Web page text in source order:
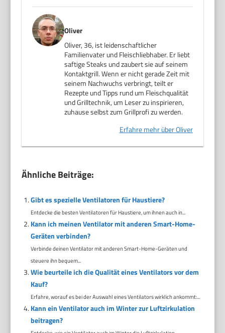
Oliver
Oliver, 36, ist leidenschaftlicher
Familienvater und Fleischliebhaber. Er liebt
saftige Steaks und zaubert sie auf seinem
Kontaktgrill. Wenn er nicht gerade Zeit mit
seinem Nachwuchs verbringt, teilt er
Rezepte und Tipps rund um Fleischqualität
und Grilltechnik, um Leser zu inspirieren,
zuhause selbst zum Grillprofi zu werden.
Erfahre mehr über Oliver
Ähnliche Beiträge:
Gibt es spezielle Ventilatoren für Haustiere?
Entdecke die besten Ventilatoren für Haustiere, um ihnen auch in...
Kann ich meinen Ventilator mit anderen Smart-Home-
Geräten verbinden?
Verbinde deinen Ventilator mit anderen Smart-Home-Geräten und
steuere ihn bequem...
Wie beurteile ich die Qualität eines Ventilators vor dem
Kauf?
Erfahre, worauf es bei der Auswahl eines Ventilators wirklich ankommt:...
Kann ein Ventilator auch im Winter zur Luftzirkulation
beitragen?